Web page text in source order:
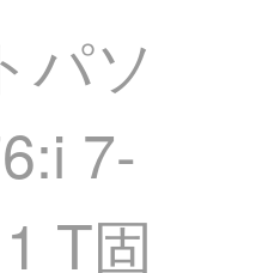
パソ
7-
T固